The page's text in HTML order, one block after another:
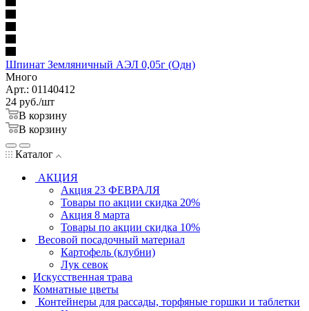
Шпинат Земляничный АЭЛ 0,05г (Одн)
Много
Арт.: 01140412
24 руб./шт
В корзину
В корзину
Каталог
АКЦИЯ
Акция 23 ФЕВРАЛЯ
Товары по акции скидка 20%
Акция 8 марта
Товары по акции скидка 10%
Весовой посадочный материал
Картофель (клубни)
Лук севок
Искусственная трава
Комнатные цветы
Контейнеры для рассады, торфяные горшки и таблетки